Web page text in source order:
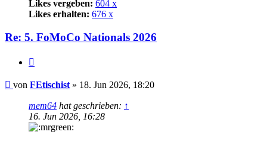
Likes vergeben: 604 x
Likes erhalten: 676 x
Re: 5. FoMoCo Nationals 2026
Beitrag
von FEtischist » 18. Jun 2026, 18:20
mem64 hat geschrieben: ↑
16. Jun 2026, 16:28